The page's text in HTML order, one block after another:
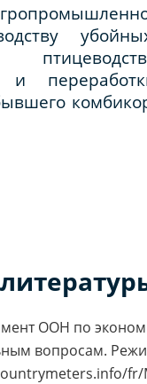
и
ООН по
вопросам.
fr/